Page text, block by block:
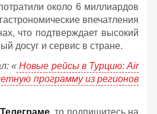
около 6 миллиардов
впечатления
что подтверждает высокий
досуг и сервис в стране.
« Новые рейсы в Турцию: Air
программу из регионов